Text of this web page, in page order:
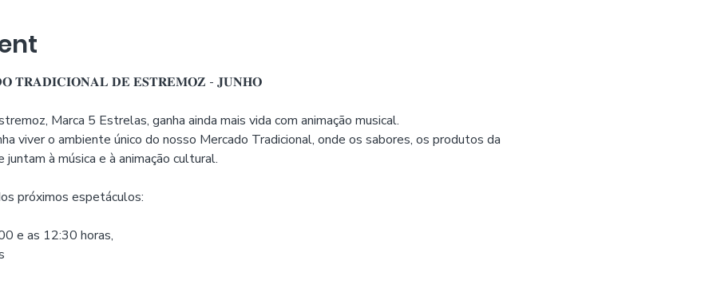
𝐓𝐑𝐀𝐃𝐈𝐂𝐈𝐎𝐍𝐀𝐋 𝐃𝐄 𝐄𝐒𝐓𝐑𝐄𝐌𝐎𝐙 - 𝐉𝐔𝐍𝐇𝐎
Marca 5 Estrelas, ganha ainda mais vida com animação musical.
viver o ambiente único do nosso Mercado Tradicional, onde os sabores, os produtos da
à música e à animação cultural.
próximos espetáculos:
e as 12:30 horas,